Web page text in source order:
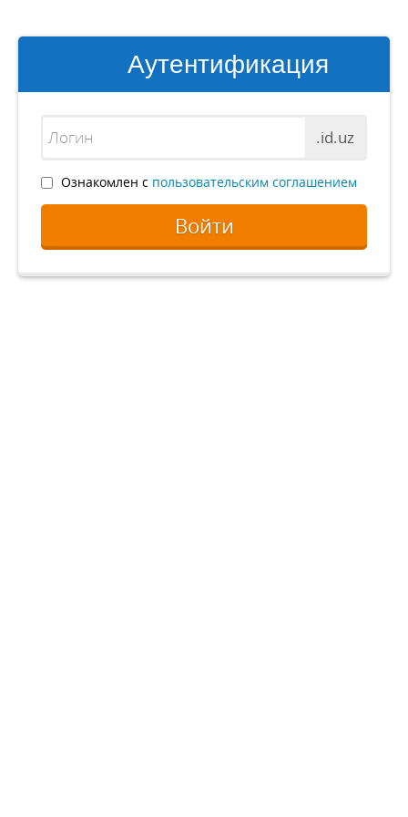
Аутентификация
.id.uz
Ознакомлен с пользовательским соглашением
Войти